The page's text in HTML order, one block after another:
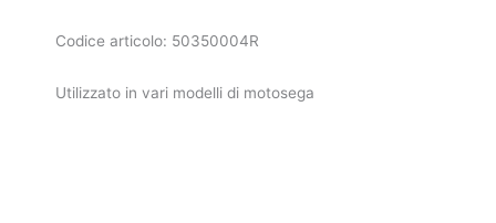
Codice articolo: 50350004R
Utilizzato in vari modelli di motosega